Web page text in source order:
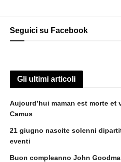
Seguici su Facebook
Gli ultimi articoli
Aujourd’hui maman est morte et
Camus
21 giugno nascite solenni
eventi
Buon compleanno John